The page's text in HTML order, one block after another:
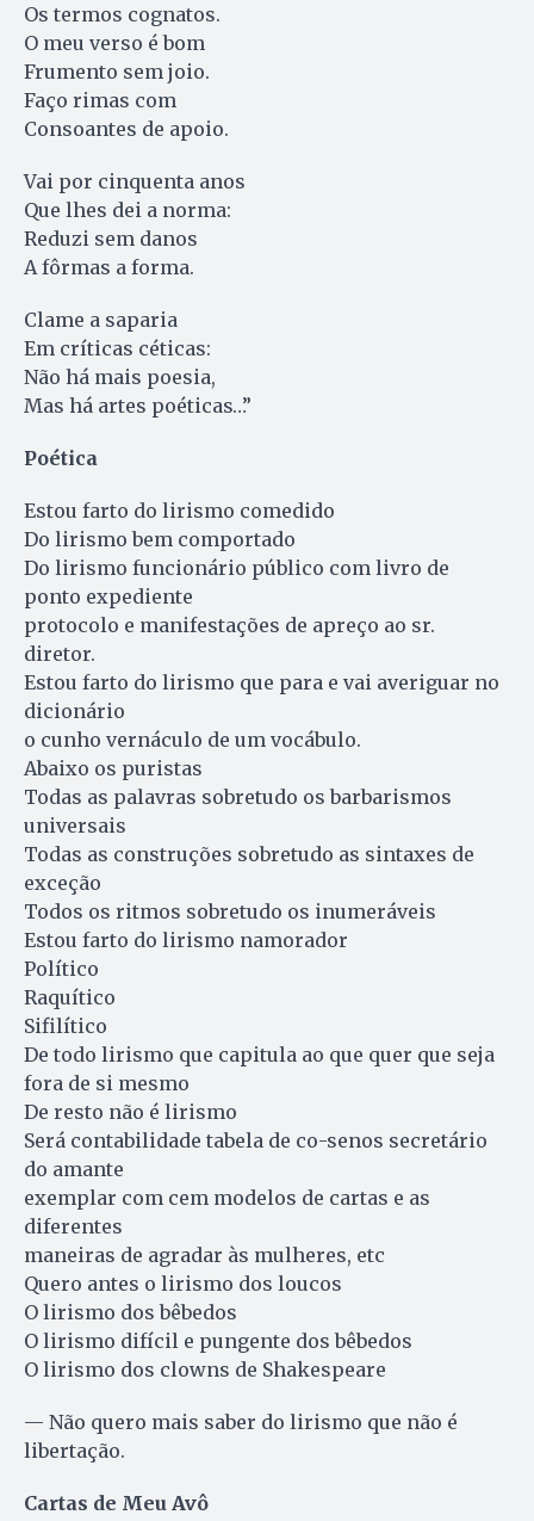
Os termos cognatos.
O meu verso é bom
Frumento sem joio.
Faço rimas com
Consoantes de apoio.
Vai por cinquenta anos
Que lhes dei a norma:
Reduzi sem danos
A fôrmas a forma.
Clame a saparia
Em críticas céticas:
Não há mais poesia,
Mas há artes poéticas…”
Poética
Estou farto do lirismo comedido
Do lirismo bem comportado
Do lirismo funcionário público com livro de
ponto expediente
protocolo e manifestações de apreço ao sr.
diretor.
Estou farto do lirismo que para e vai averiguar no
dicionário
o cunho vernáculo de um vocábulo.
Abaixo os puristas
Todas as palavras sobretudo os barbarismos
universais
Todas as construções sobretudo as sintaxes de
exceção
Todos os ritmos sobretudo os inumeráveis
Estou farto do lirismo namorador
Político
Raquítico
Sifilítico
De todo lirismo que capitula ao que quer que seja
fora de si mesmo
De resto não é lirismo
Será contabilidade tabela de co-senos secretário
do amante
exemplar com cem modelos de cartas e as
diferentes
maneiras de agradar às mulheres, etc
Quero antes o lirismo dos loucos
O lirismo dos bêbedos
O lirismo difícil e pungente dos bêbedos
O lirismo dos clowns de Shakespeare
— Não quero mais saber do lirismo que não é
libertação.
Cartas de Meu Avô